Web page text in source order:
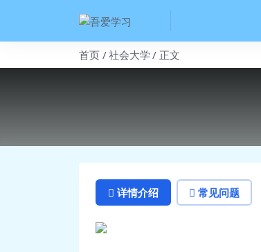
首页 社会大学 正文
详情介绍 常见问题